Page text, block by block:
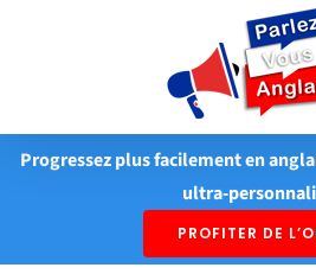
Progressez plus facilement en
ultra-
PROFITER DE